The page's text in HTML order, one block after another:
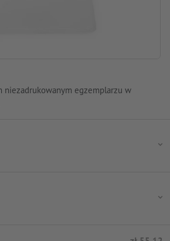
niezadrukowanym egzemplarzu w